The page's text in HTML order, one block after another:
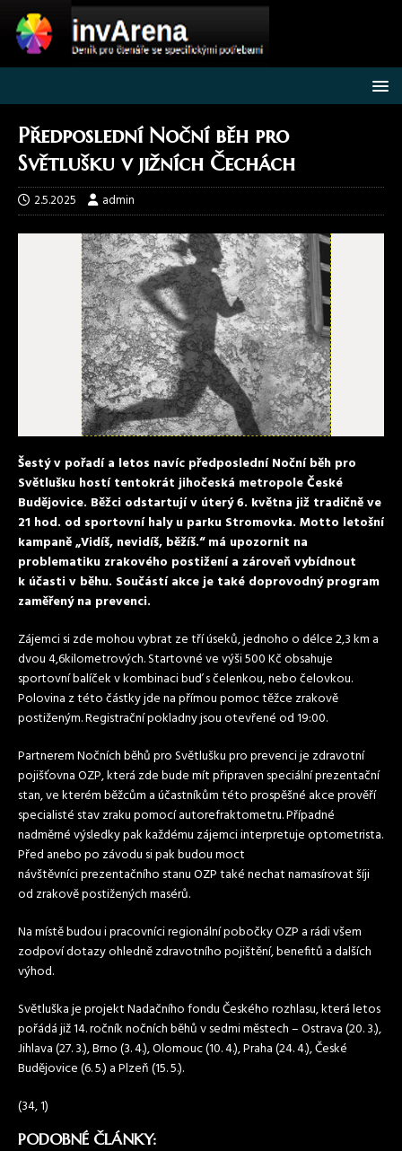
Předposlední Noční běh pro
Světlušku v jižních Čechách
2.5.2025 admin
Šestý v pořadí a letos navíc předposlední Noční běh pro
Světlušku hostí tentokrát jihočeská metropole České
Budějovice. Běžci odstartují v úterý 6. května již tradičně ve
21 hod. od sportovní haly u parku Stromovka. Motto letošní
kampaně „Vidíš, nevidíš, běžíš.“ má upozornit na
problematiku zrakového postižení a zároveň vybídnout
k účasti v běhu. Součástí akce je také doprovodný program
zaměřený na prevenci.
Zájemci si zde mohou vybrat ze tří úseků, jednoho o délce 2,3 km a
dvou 4,6kilometrových. Startovné ve výši 500 Kč obsahuje
sportovní balíček v kombinaci buď s čelenkou, nebo čelovkou.
Polovina z této částky jde na přímou pomoc těžce zrakově
postiženým. Registrační pokladny jsou otevřené od 19:00.
Partnerem Nočních běhů pro Světlušku pro prevenci je zdravotní
pojišťovna OZP, která zde bude mít připraven speciální prezentační
stan, ve kterém běžcům a účastníkům této prospěšné akce prověří
specialisté stav zraku pomocí autorefraktometru. Případné
nadměrné výsledky pak každému zájemci interpretuje optometrista.
Před anebo po závodu si pak budou moct
návštěvníci prezentačního stanu OZP také nechat namasírovat šíji
od zrakově postižených masérů.
Na místě budou i pracovníci regionální pobočky OZP a rádi všem
zodpoví dotazy ohledně zdravotního pojištění, benefitů a dalších
výhod.
Světluška je projekt Nadačního fondu Českého rozhlasu, která letos
pořádá již 14. ročník nočních běhů v sedmi městech – Ostrava (20. 3.),
Jihlava (27. 3.), Brno (3. 4.), Olomouc (10. 4.), Praha (24. 4.), České
Budějovice (6. 5.) a Plzeň (15. 5.).
(34, 1)
PODOBNÉ ČLÁNKY: